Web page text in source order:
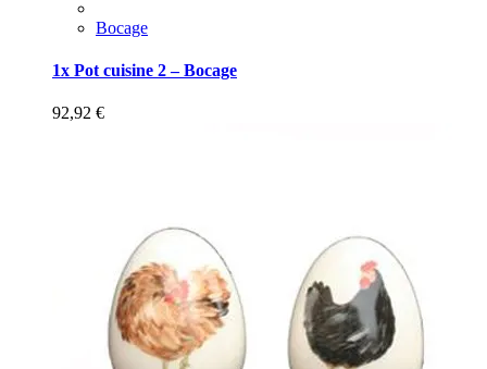
Bocage
1x Pot cuisine 2 – Bocage
92,92 €